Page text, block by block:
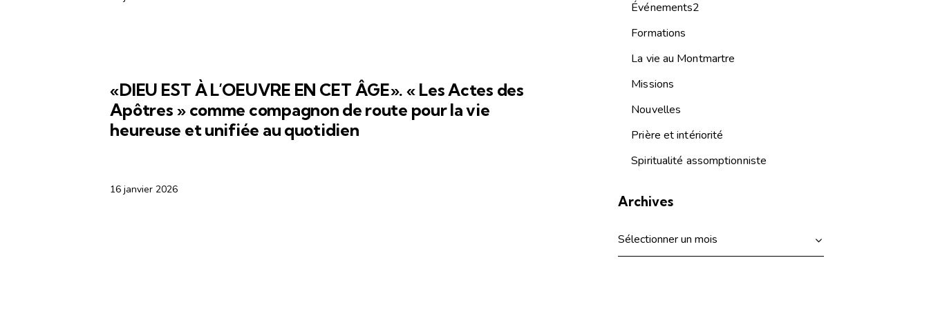
«DIEU EST À L’OEUVRE EN CET ÂGE». « Les Actes des
Apôtres » comme compagnon de route pour la vie
heureuse et unifiée au quotidien
16 janvier 2026
Événements2
Formations
La vie au Montmartre
Missions
Nouvelles
Prière et intériorité
Spiritualité assomptionniste
Archives